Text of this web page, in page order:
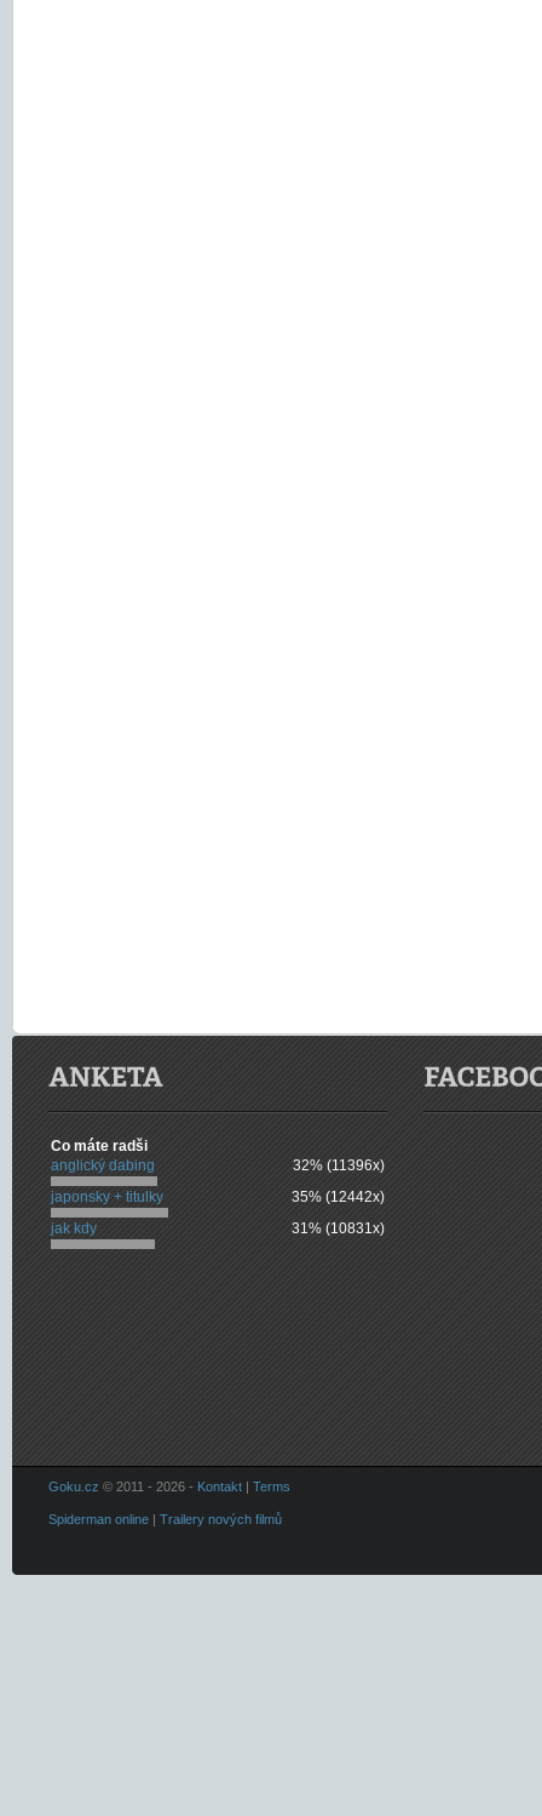
Co máte radši
anglický dabing
32% (11396x)
japonsky + titulky
35% (12442x)
jak kdy
31% (10831x)
Goku.cz © 2011 - 2026 - Kontakt | Terms
Spiderman online | Trailery nových filmů